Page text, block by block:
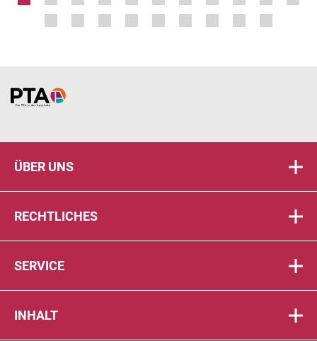
Home
ÜBER UNS
RECHTLICHES
SERVICE
INHALT